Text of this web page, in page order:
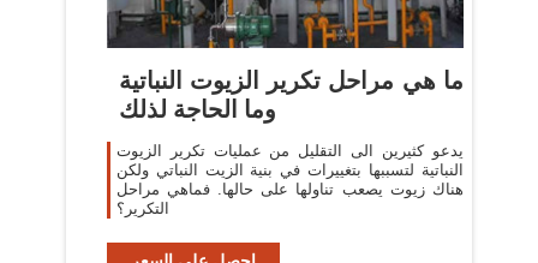
ما هي مراحل تكرير الزيوت النباتية
وما الحاجة لذلك
يدعو كثيرين الى التقليل من عمليات تكرير الزيوت
النباتية لتسببها بتغييرات في بنية الزيت النباتي ولكن
هناك زيوت يصعب تناولها على حالها. فماهي مراحل
التكرير؟